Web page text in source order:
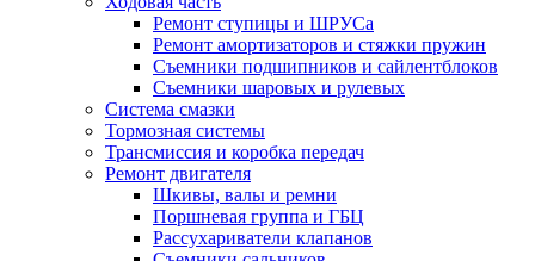
Ремонт ступицы и ШРУСа
Ремонт амортизаторов и стяжки пружин
Съемники подшипников и сайлентблоков
Съемники шаровых и рулевых
Система смазки
Тормозная системы
Трансмиссия и коробка передач
Ремонт двигателя
Шкивы, валы и ремни
Поршневая группа и ГБЦ
Рассухариватели клапанов